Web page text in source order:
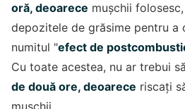
oră, deoarece mușchii
depozitele de grăsime pentru a
numitul "efect de
Cu toate acestea, nu ar trebui să
de două ore, deoarece riscați
mușchii.